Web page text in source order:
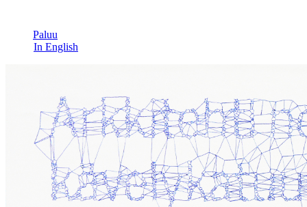
Paluu
In English